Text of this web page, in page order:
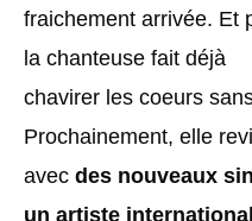
fraichement arrivée. Et
la chanteuse fait déjà
chavirer les coeurs
Prochainement, elle
avec des nouveaux
un artiste international